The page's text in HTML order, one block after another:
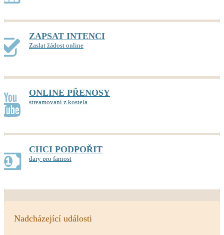
ZAPSAT INTENCI
Zaslat žádost online
ONLINE PŘENOSY
streamovaní z kostela
CHCI PODPOŘIT
dary pro farnost
Nadcházející události